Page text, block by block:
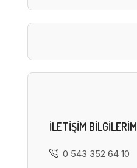
ILETIŞIM BILGILERIM
0 543 352 64 10